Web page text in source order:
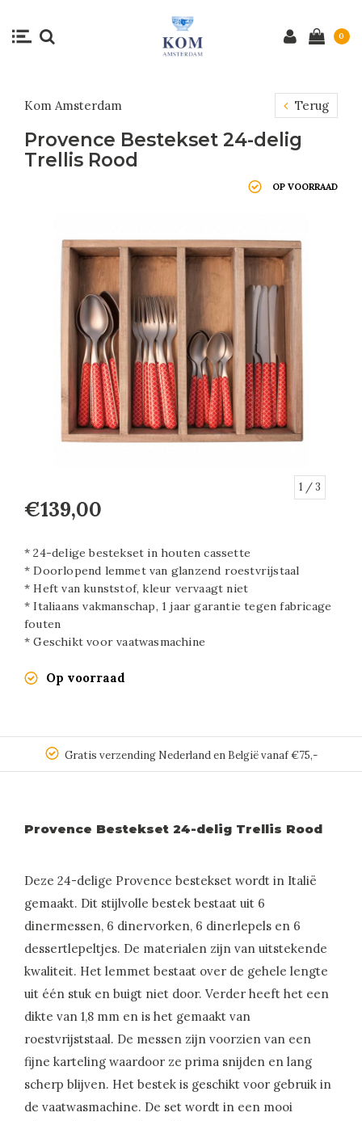
0
Kom Amsterdam Terug
Provence Bestekset 24-delig
Trellis Rood
OP VOORRAAD
1 / 3
€139,00
* 24-delige bestekset in houten cassette
* Doorlopend lemmet van glanzend roestvrijstaal
* Heft van kunststof, kleur vervaagt niet
* Italiaans vakmanschap, 1 jaar garantie tegen fabricage
fouten
* Geschikt voor vaatwasmachine
Op voorraad
Gratis verzending Nederland en België vanaf €75,-
Provence Bestekset 24-delig Trellis Rood
Deze 24-delige Provence bestekset wordt in Italië
gemaakt. Dit stijlvolle bestek bestaat uit 6
dinermessen, 6 dinervorken, 6 dinerlepels en 6
dessertlepeltjes. De materialen zijn van uitstekende
kwaliteit. Het lemmet bestaat over de gehele lengte
uit één stuk en buigt niet door. Verder heeft het een
dikte van 1,8 mm en is het gemaakt van
roestvrijststaal. De messen zijn voorzien van een
fijne karteling waardoor ze prima snijden en lang
scherp blijven. Het bestek is geschikt voor gebruik in
de vaatwasmachine. De set wordt in een mooi